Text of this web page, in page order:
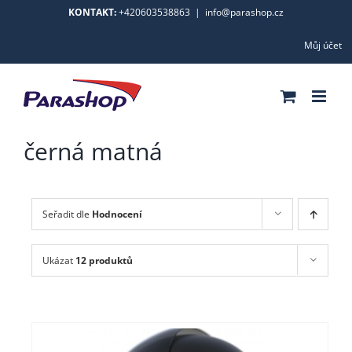
KONTAKT:+420603538863 | info@parashop.cz
Můj účet
černá matná
Seřadit dle Hodnocení
Ukázat 12 produktů